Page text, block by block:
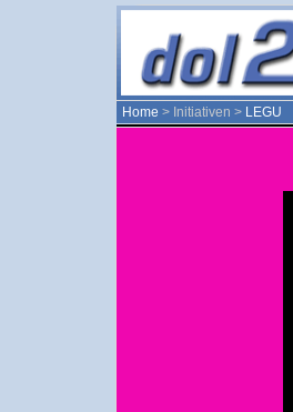
Home > Initiativen > LEGU